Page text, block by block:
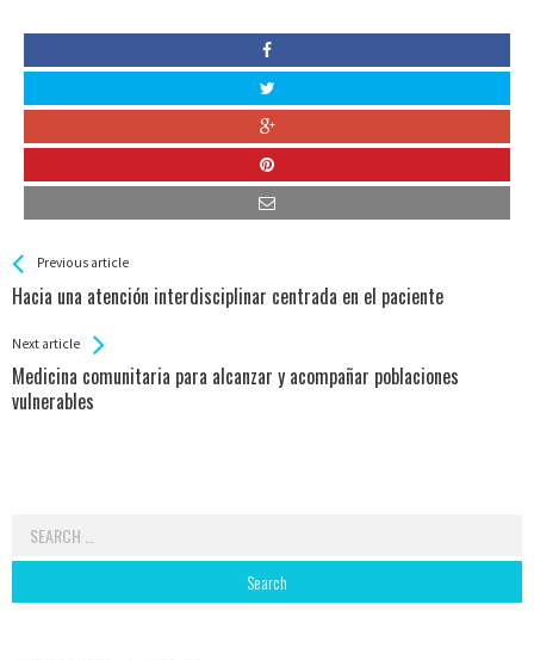
See more
Previous article
Hacia una atención interdisciplinar centrada en el paciente
Back
All
Next article
Medicina comunitaria para alcanzar y acompañar poblaciones
vulnerables
Search